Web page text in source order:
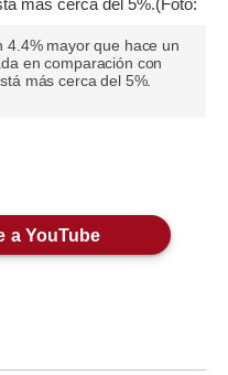
4.4% mayor que hace un
en comparación con
más cerca del 5%.
a YouTube